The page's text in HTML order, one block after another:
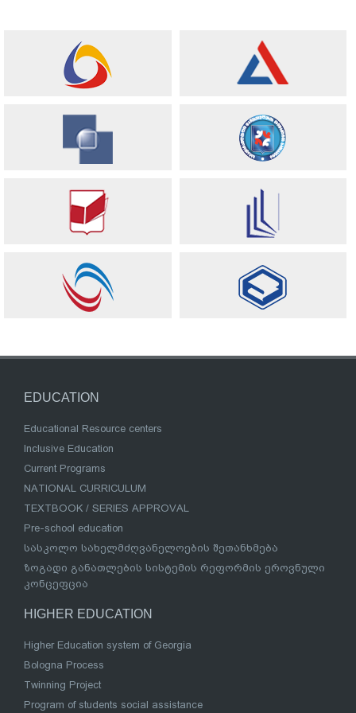
EDUCATION
Educational Resource centers
Inclusive Education
Current Programs
NATIONAL CURRICULUM
TEXTBOOK / SERIES APPROVAL
Pre-school education
სასკოლო სახელმძღვანელოების შეთანხმება
ზოგადი განათლების სისტემის რეფორმის ეროვნული
კონცეფცია
HIGHER EDUCATION
Higher Education system of Georgia
Bologna Process
Twinning Project
Program of students social assistance